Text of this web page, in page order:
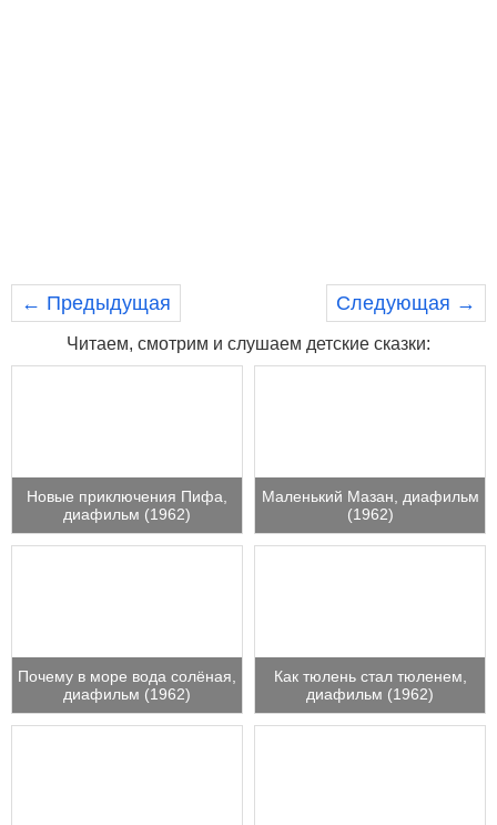
← Предыдущая Следующая →
Читаем, смотрим и слушаем детские сказки:
Новые приключения Пифа,
диафильм (1962)
Маленький Мазан, диафильм
(1962)
Почему в море вода солёная,
диафильм (1962)
Как тюлень стал тюленем,
диафильм (1962)